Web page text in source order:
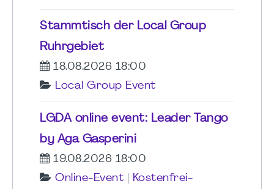
Stammtisch der Local Group
Ruhrgebiet
18.08.2026 18:00
Local Group Event
LGDA online event: Leader Tango
by Aga Gasperini
19.08.2026 18:00
Online-Event
Kostenfrei-